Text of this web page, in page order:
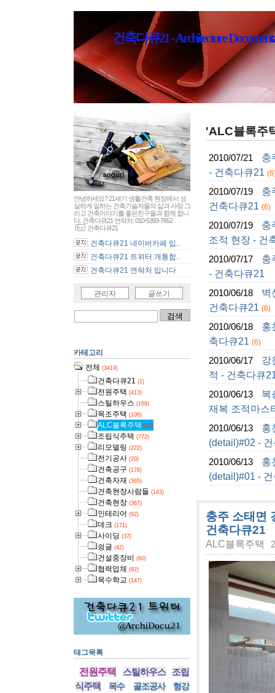
건축다큐21 - Architecture
'ALC블록주
2010/07/21
충
- 건축다큐21
2010/07/19
충
건축다큐21 (6)
2010/07/19
충
조적 현장 - 건
2010/07/17
충
- 건축다큐21
2010/06/18
벽
건축다큐21 (6)
2010/06/18
홍
축다큐21 (6)
2010/06/17
강
적 - 건축다큐
2010/06/13
복
재복 조적마스
2010/06/13
홍
(detail)#02 -
2010/06/13
홍
(detail)#01 -
충주 소태면
건축다큐21
ALC블록주택
안녕하세요? 21세기 생활건축 현장에서 성
실하게 일하는 건축기술자들의 삶과 사랑 그
리고 건축이야기를 좋은친구들과 함께 합니
다. 건축다큐21 연락처: 010-5393-7652
건축다큐21
건축다큐21 네이버카페 입..
건축다큐21 트위터 개통합..
건축다큐21 연락처 입니다
관리자 글쓰기
카테고리
전체 (3419)
건축다큐21 (1)
전원주택 (413)
스틸하우스 (169)
목조주택 (106)
ALC블록주택 (32)
조립식주택 (772)
리모델링 (222)
전기공사 (20)
건축공구 (178)
건축자재 (365)
건축현장사람들 (143)
건축현장 (367)
인테리어 (92)
데크 (171)
사이딩 (37)
슁글 (42)
건설중장비 (60)
협력업체 (82)
목수학교 (147)
태그목록
전원주택 스틸하우스
조립
식주택
목수 골조공사
형강